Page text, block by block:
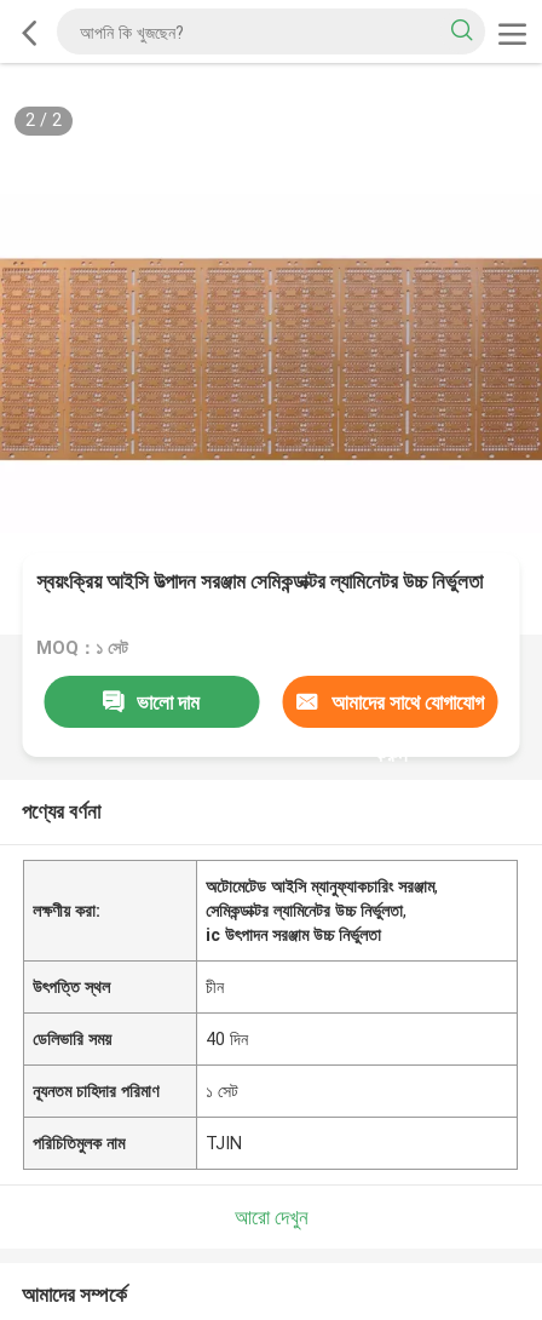
2/ 2
স্বয়ংক্রিয় আইসি উত্পাদন সরঞ্জাম সেমিকন্ডাক্টর ল্যামিনেটর উচ্চ নির্ভুলতা
MOQ：১ সেট
ভালো দাম আমাদের সাথে যোগাযোগ
করুন
পণ্যের বর্ণনা
লক্ষণীয় করা:
অটোমেটেড আইসি ম্যানুফ্যাকচারিং সরঞ্জাম,
সেমিকন্ডাক্টর ল্যামিনেটর উচ্চ নির্ভুলতা,
ic উৎপাদন সরঞ্জাম উচ্চ নির্ভুলতা
উৎপত্তি স্থল চীন
ডেলিভারি সময় 40 দিন
ন্যূনতম চাহিদার পরিমাণ ১ সেট
পরিচিতিমুলক নাম TJIN
আরো দেখুন
আমাদের সম্পর্কে